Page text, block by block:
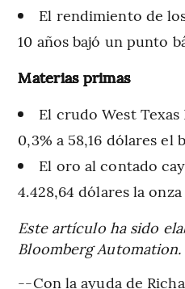
El rendimiento de
10 años bajó un punto
Materias primas
El crudo West
0,3% a 58,16 dólares el
El oro al contado
4.428,64 dólares la onza
Este artículo ha sido
Bloomberg Automation.
--Con la ayuda de